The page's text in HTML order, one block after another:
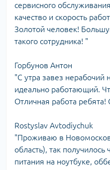
сервисного
качество и скорость
Золотой человек!
такого сотрудника! "
Горбунов Антон
"С утра завез нерабочий
идеально работающий.
Отличная работа ребята!
Rostyslav Avtodiychuk
"Проживаю в
область), так получилось
питания на ноутбуке,